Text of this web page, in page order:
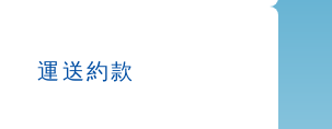
運送約款